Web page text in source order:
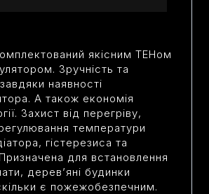
якісним ТЕНом
Зручність та
наявності
А також економія
Захист від перегріву,
температури
гістерезиса та
для встановлення
дерев’яні будинки
є пожежобезпечним.